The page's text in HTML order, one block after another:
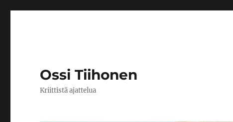
Ossi Tiihonen
Kriittistä ajattelua